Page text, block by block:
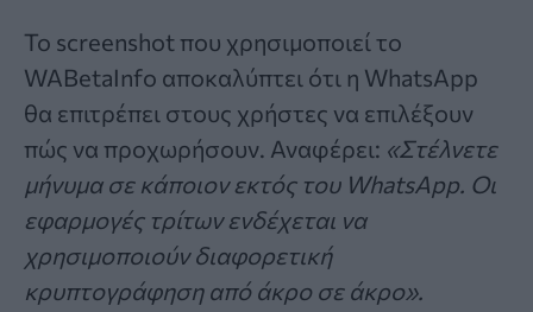
Το screenshot που χρησιμοποιεί το
WABetaInfo αποκαλύπτει ότι η WhatsApp
θα επιτρέπει στους χρήστες να επιλέξουν
πώς να προχωρήσουν. Αναφέρει: «Στέλνετε
μήνυμα σε κάποιον εκτός του WhatsApp. Οι
εφαρμογές τρίτων ενδέχεται να
χρησιμοποιούν διαφορετική
κρυπτογράφηση από άκρο σε άκρο».